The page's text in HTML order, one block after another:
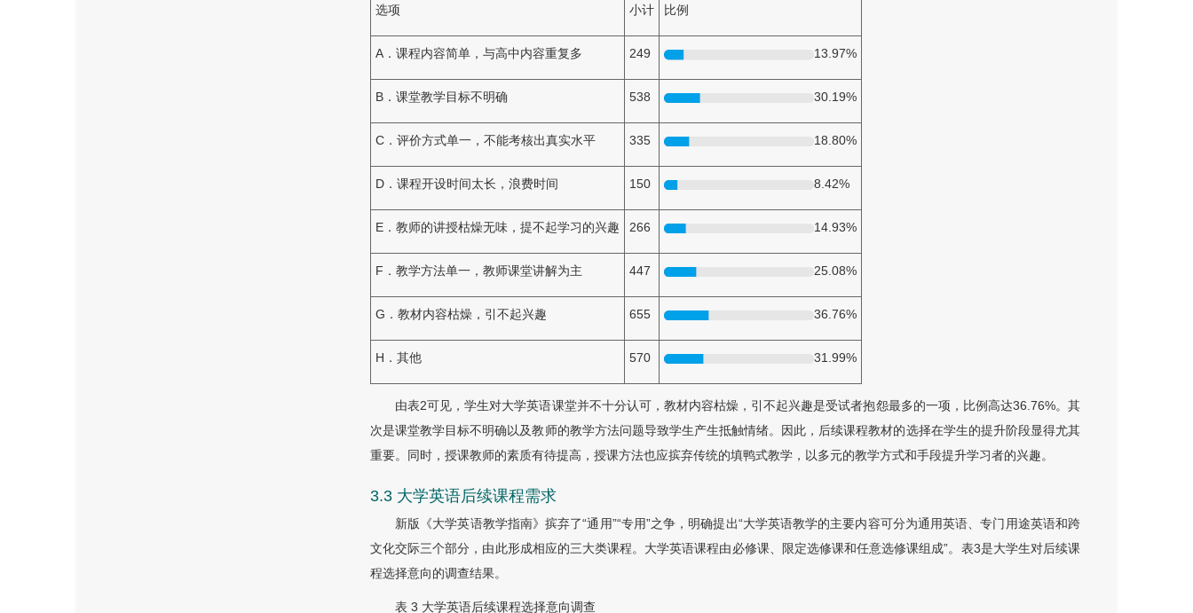
选项 小计 比例
A．课程内容简单，与高中内容重复多 249 13.97%
B．课堂教学目标不明确 538 30.19%
C．评价方式单一，不能考核出真实水平 335 18.80%
D．课程开设时间太长，浪费时间 150 8.42%
E．教师的讲授枯燥无味，提不起学习的兴趣 266 14.93%
F．教学方法单一，教师课堂讲解为主 447 25.08%
G．教材内容枯燥，引不起兴趣 655 36.76%
H．其他 570 31.99%
由表2可见，学生对大学英语课堂并不十分认可，教材内容枯燥，引不起兴趣是受试者抱怨最多的一项，比例高达36.76%。其
次是课堂教学目标不明确以及教师的教学方法问题导致学生产生抵触情绪。因此，后续课程教材的选择在学生的提升阶段显得尤其
重要。同时，授课教师的素质有待提高，授课方法也应摈弃传统的填鸭式教学，以多元的教学方式和手段提升学习者的兴趣。
3.3 大学英语后续课程需求
新版《大学英语教学指南》摈弃了“通用”“专用”之争，明确提出“大学英语教学的主要内容可分为通用英语、专门用途英语和跨
文化交际三个部分，由此形成相应的三大类课程。大学英语课程由必修课、限定选修课和任意选修课组成”。 表3是大学生对后续课
程选择意向的调查结果。
表 3 大学英语后续课程选择意向调查